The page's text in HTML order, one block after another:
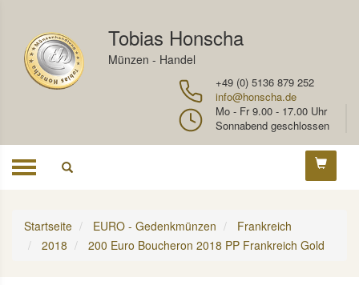
Tobias Honscha
Münzen - Handel
+49 (0) 5136 879 252
info@honscha.de
Mo - Fr 9.00 - 17.00 Uhr
Sonnabend geschlossen
Toggle
Startseite EURO - Gedenkmünzen
Frankreich
2018
200 Euro Boucheron 2018 PP Frankreich Gold